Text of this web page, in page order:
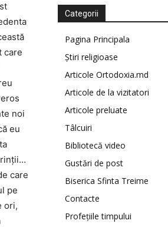
care
noi
eu
care
pe
ori,
Categorii
Pagina Principala
Știri religioase
Articole Ortodoxia.md
Articole de la vizitatori
Articole preluate
Tâlcuiri
Bibliotecă video
Gustări de post
Biserica Sfinta Treime
Contacte
Profețiile timpului